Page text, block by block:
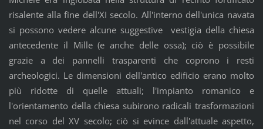
risalente alla fine dell'XI secolo. All'interno dell'unica navata
si possono vedere alcune suggestive vestigia della chiesa
antecedente il Mille (e anche delle ossa); ciò è possibile
grazie a dei pannelli trasparenti che coprono i resti
archeologici. Le dimensioni dell'antico edificio erano molto
più ridotte di quelle attuali; l'impianto romanico e
l'orientamento della chiesa subirono radicali trasformazioni
nel corso del XV secolo; ciò si evince dall'attuale aspetto,